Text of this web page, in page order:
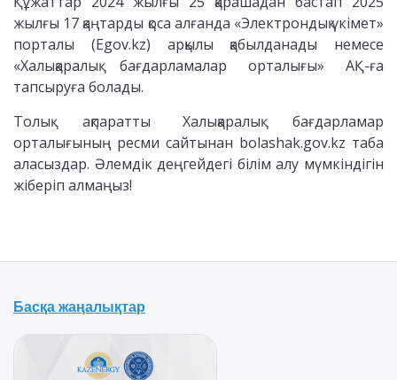
жылғы 17 қаңтарды қоса алғанда «Электрондық үкімет»
порталы (Egov.kz) арқылы қабылданады немесе
«Халықаралық бағдарламалар орталығы» АҚ-ға
тапсыруға болады.
Толық ақпаратты Халықаралық бағдарламар
орталығының ресми сайтынан bolashak.gov.kz таба
аласыздар. Әлемдік деңгейдегі білім алу мүмкіндігін
жіберіп алмаңыз!
Басқа жаңалықтар